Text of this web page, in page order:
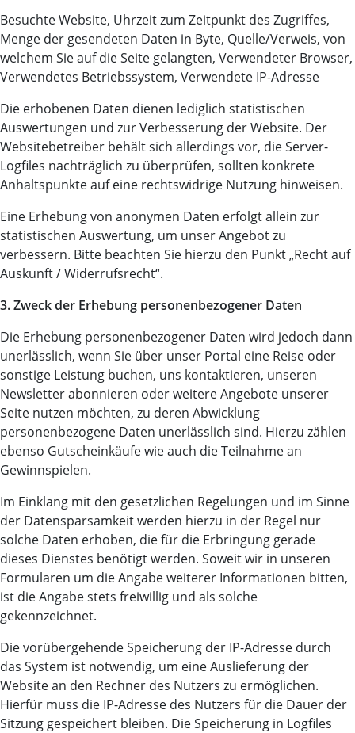
Besuchte Website, Uhrzeit zum Zeitpunkt des Zugriffes,
Menge der gesendeten Daten in Byte, Quelle/Verweis, von
welchem Sie auf die Seite gelangten, Verwendeter Browser,
Verwendetes Betriebssystem, Verwendete IP-Adresse
Die erhobenen Daten dienen lediglich statistischen
Auswertungen und zur Verbesserung der Website. Der
Websitebetreiber behält sich allerdings vor, die Server-
Logfiles nachträglich zu überprüfen, sollten konkrete
Anhaltspunkte auf eine rechtswidrige Nutzung hinweisen.
Eine Erhebung von anonymen Daten erfolgt allein zur
statistischen Auswertung, um unser Angebot zu
verbessern. Bitte beachten Sie hierzu den Punkt „Recht auf
Auskunft / Widerrufsrecht“.
3. Zweck der Erhebung personenbezogener Daten
Die Erhebung personenbezogener Daten wird jedoch dann
unerlässlich, wenn Sie über unser Portal eine Reise oder
sonstige Leistung buchen, uns kontaktieren, unseren
Newsletter abonnieren oder weitere Angebote unserer
Seite nutzen möchten, zu deren Abwicklung
personenbezogene Daten unerlässlich sind. Hierzu zählen
ebenso Gutscheinkäufe wie auch die Teilnahme an
Gewinnspielen.
Im Einklang mit den gesetzlichen Regelungen und im Sinne
der Datensparsamkeit werden hierzu in der Regel nur
solche Daten erhoben, die für die Erbringung gerade
dieses Dienstes benötigt werden. Soweit wir in unseren
Formularen um die Angabe weiterer Informationen bitten,
ist die Angabe stets freiwillig und als solche
gekennzeichnet.
Die vorübergehende Speicherung der IP-Adresse durch
das System ist notwendig, um eine Auslieferung der
Website an den Rechner des Nutzers zu ermöglichen.
Hierfür muss die IP-Adresse des Nutzers für die Dauer der
Sitzung gespeichert bleiben. Die Speicherung in Logfiles